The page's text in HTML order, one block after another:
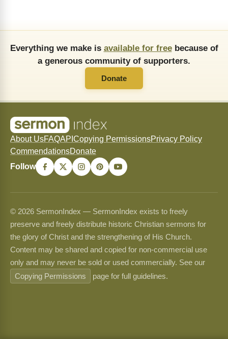
Everything we make is available for freebecause of
a generous community of supporters.
Donate
About UsFAQAPI Copying PermissionsPrivacy Policy
CommendationsDonate
Follow
© 2026 SermonIndex — SermonIndex exists to freely
preserve and freely distribute historic Christian sermons for
the glory of Christ and the strengthening of His Church.
Content may be shared and copied for non-commercial use
only and may never be sold or used commercially. See our
Copying Permissions
page for full guidelines.